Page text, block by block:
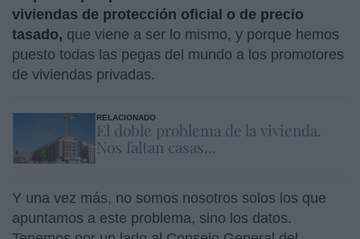
viviendas de protección oficial o de precio
tasado, que viene a ser lo mismo, y porque hemos
puesto todas las pegas del mundo a los promotores
de viviendas privadas.
RELACIONADO
El doble problema de la vivienda.
Nos faltan casas...
Y una vez más, no somos nosotros solos los que
apuntamos a este problema, sino los datos.